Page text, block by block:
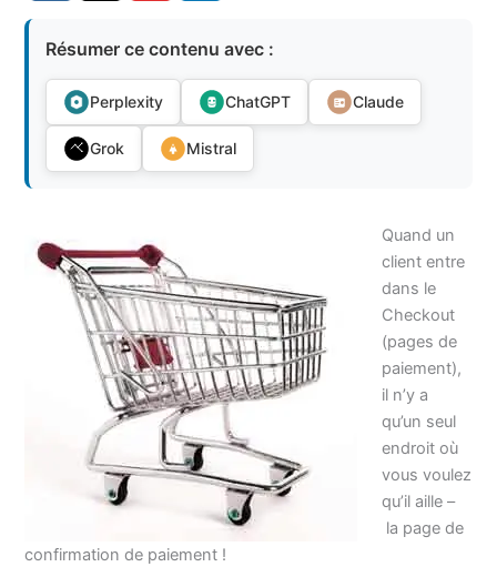
Résumer ce contenu avec :
Perplexity ChatGPT Claude
Grok Mistral
Quand un
client entre
dans le
Checkout
(pages de
paiement),
il n’y a
qu’un seul
endroit où
vous voulez
qu’il aille –
la page de
confirmation de paiement !